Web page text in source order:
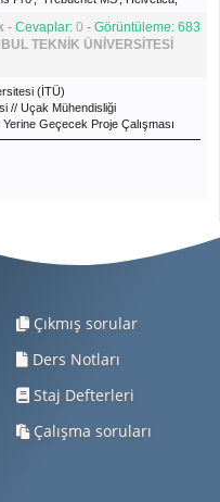
- Cevaplar: 0 - Görüntüleme: 683
TEKNİK ÜNİVERSİTESİ
(İTÜ)
// Uçak Mühendisliği
Geçecek Proje Çalışması
Çıkmış sorular
Ders Notları
Staj Defterleri
Çalışma soruları